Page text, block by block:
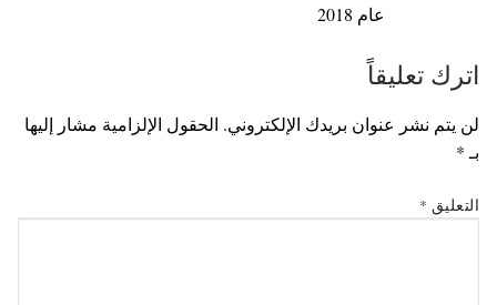
عام 2018
اترك تعليقاً
لن يتم نشر عنوان بريدك الإلكتروني. الحقول الإلزامية مشار إليها
بـ *
التعليق *